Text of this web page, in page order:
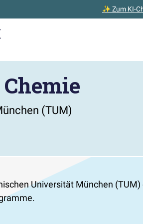
✨ Zum KI-
(TUM)
Universität München